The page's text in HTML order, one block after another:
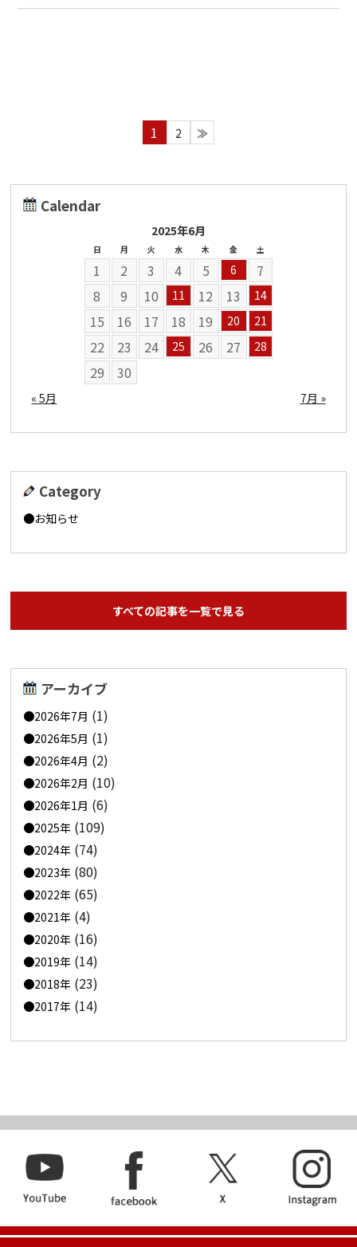
1 2 ≫
Calendar
2025年6月
日 月 火 水 木 金 土
1 2 3 4 5 6
7
8
9 10 11 12 13 14
15 16 17 18 19 20 21
22 23 24 25 26 27 28
29 30
« 5月 7月 »
Category
お知らせ
すべての記事を一覧で見る
アーカイブ
2026年7月 (1)
2026年5月 (1)
2026年4月 (2)
2026年2月 (10)
2026年1月 (6)
2025年 (109)
2024年 (74)
2023年 (80)
2022年 (65)
2021年 (4)
2020年 (16)
2019年 (14)
2018年 (23)
2017年 (14)